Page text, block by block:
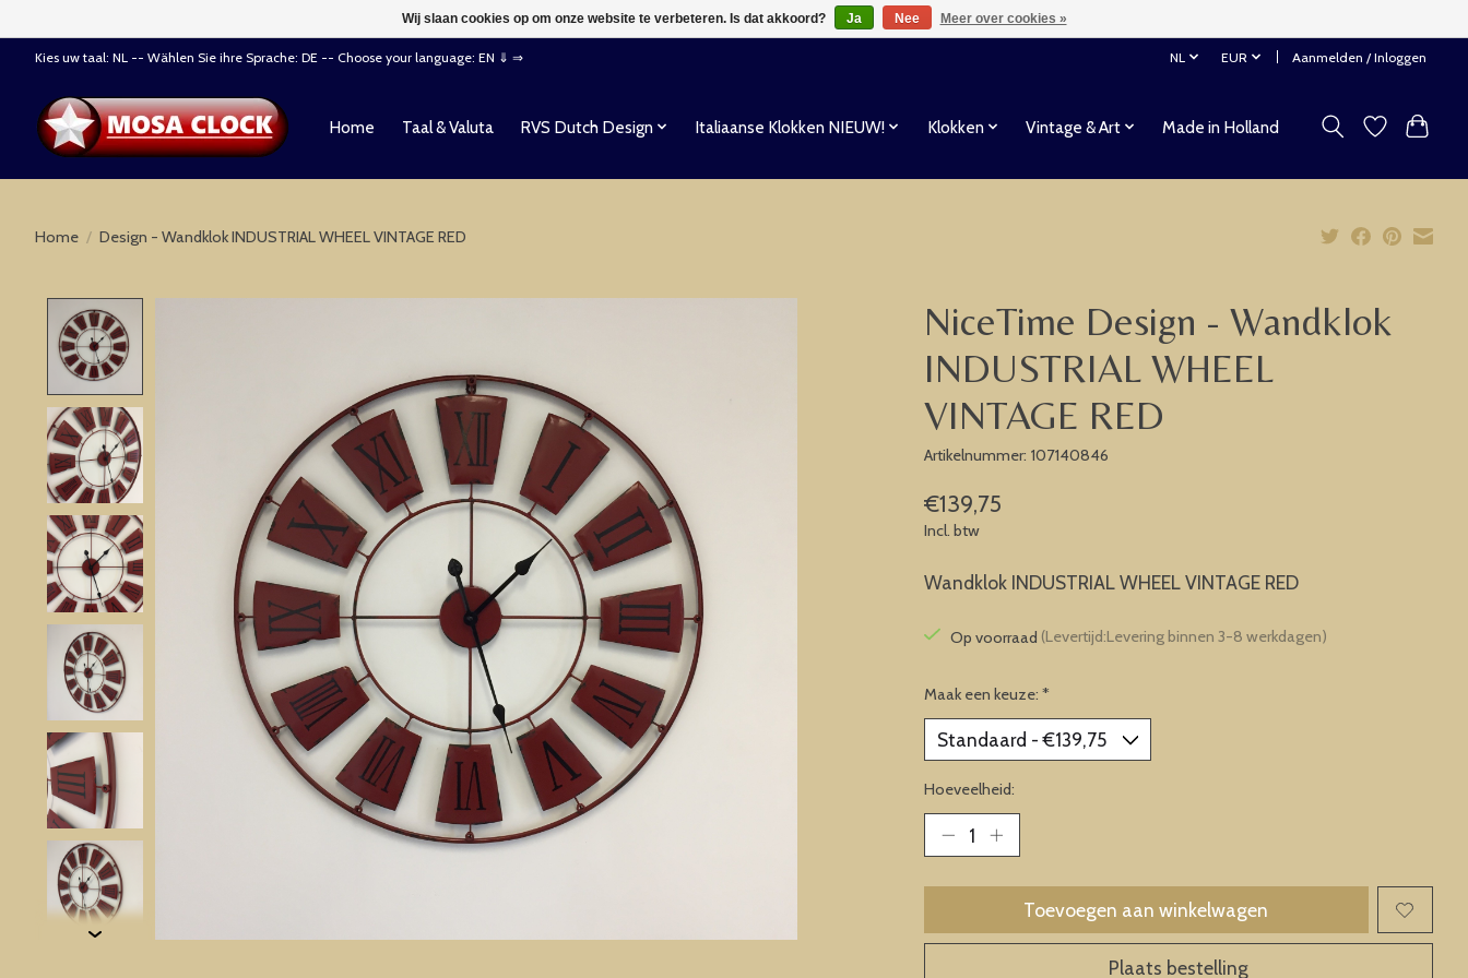
Kies uw taal: NL -- Wählen Sie ihre Sprache: DE -- Choose your language: EN ⇓ ⇒ NL EUR Aanmelden / Inloggen
Home Taal & Valuta RVS Dutch Design Italiaanse Klokken NIEUW! Klokken Vintage & Art Made in Holland
Home / Design - Wandklok INDUSTRIAL WHEEL VINTAGE RED
NiceTime Design - Wandklok
INDUSTRIAL WHEEL
VINTAGE RED
Artikelnummer: 107140846
€139,75
Incl. btw
Wandklok INDUSTRIAL WHEEL VINTAGE RED
Op voorraad (Levertijd:Levering binnen 3-8 werkdagen)
Maak een keuze: *
Hoeveelheid:
Toevoegen aan winkelwagen
Plaats bestelling
Wij slaan cookies op om onze website te verbeteren. Is dat akkoord? Ja Nee Meer over cookies »